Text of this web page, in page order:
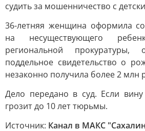
судить за мошенничество с
36-летняя женщина оформила
на несуществующего
региональной прокуратуры,
поддельное свидетельство о
незаконно получила более 2 млн
Дело передано в суд. Если
грозит до 10 лет тюрьмы.
Источник: Канал в МАКС